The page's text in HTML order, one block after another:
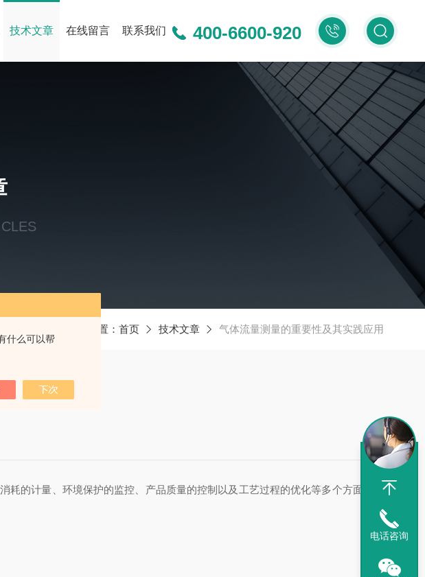
什么可以帮
400-
6600-
920
400-6600-920
技术文章 在线留言 联系我们
当前位置： 首页 技术文章 气体流量测量的重要性及其实践应用
的计量、环境保护的监控、产品质量的控制以及工艺过程的优化等多个方面。因
电话咨询